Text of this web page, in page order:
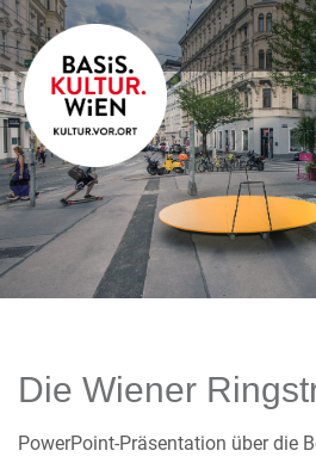
Die Wiener
PowerPoint-Präsentation über die